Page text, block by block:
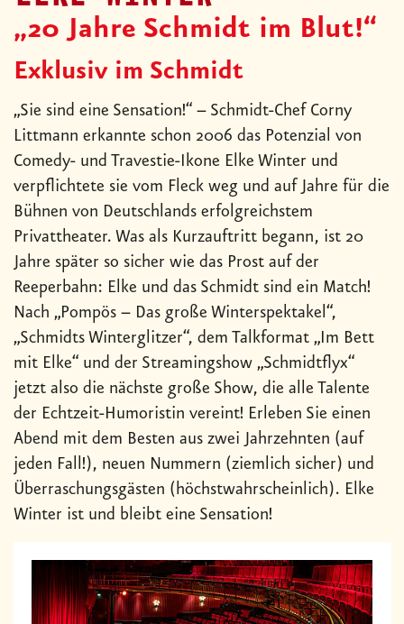
„20 Jahre Schmidt im Blut!“
Exklusiv im Schmidt
„Sie sind eine Sensation!“ – Schmidt-Chef Corny
Littmann erkannte schon 2006 das Potenzial von
Comedy- und Travestie-Ikone Elke Winter und
verpflichtete sie vom Fleck weg und auf Jahre für die
Bühnen von Deutschlands erfolgreichstem
Privattheater. Was als Kurzauftritt begann, ist 20
Jahre später so sicher wie das Prost auf der
Reeperbahn: Elke und das Schmidt sind ein Match!
Nach „Pompös – Das große Winterspektakel“,
„Schmidts Winterglitzer“, dem Talkformat „Im Bett
mit Elke“ und der Streamingshow „Schmidtflyx“
jetzt also die nächste große Show, die alle Talente
der Echtzeit-Humoristin vereint! Erleben Sie einen
Abend mit dem Besten aus zwei Jahrzehnten (auf
jeden Fall!), neuen Nummern (ziemlich sicher) und
Überraschungsgästen (höchstwahrscheinlich). Elke
Winter ist und bleibt eine Sensation!